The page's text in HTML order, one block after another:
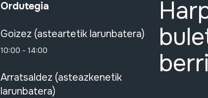
Ordutegia
Goizez (asteartetik larunbatera)
10:00 - 14:00
Arratsaldez (asteazkenetik
larunbatera)